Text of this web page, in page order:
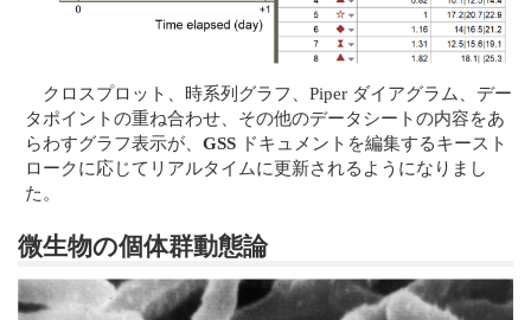
クロスプロット、時系列グラフ、Piper ダイアグラム、デー
タポイントの重ね合わせ、その他のデータシートの内容をあ
らわすグラフ表示が、GSS ドキュメントを編集するキースト
ロークに応じてリアルタイムに更新されるようになりまし
た。
微生物の個体群動態論